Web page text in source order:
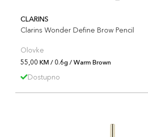
CLARINS
Clarins Wonder Define Brow Pencil
Olovke
55,00 KM / 0.6g / Warm Brown
Dostupno